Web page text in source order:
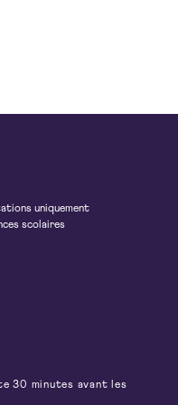
uniquement
scolaires
30 minutes avant les